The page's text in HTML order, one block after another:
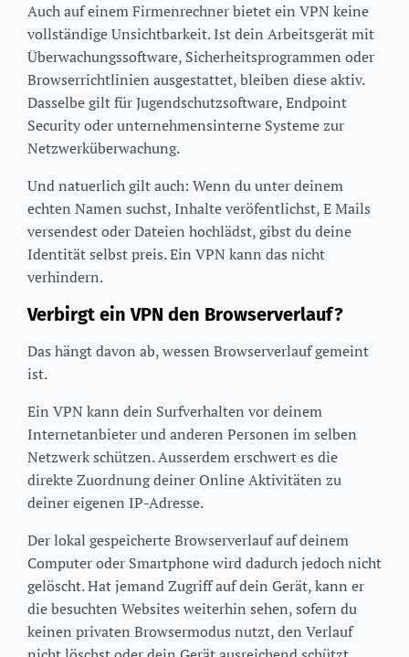
Auch auf einem Firmenrechner bietet ein VPN keine
vollständige Unsichtbarkeit. Ist dein Arbeitsgerät mit
Überwachungssoftware, Sicherheitsprogrammen oder
Browserrichtlinien ausgestattet, bleiben diese aktiv.
Dasselbe gilt für Jugendschutzsoftware, Endpoint
Security oder unternehmensinterne Systeme zur
Netzwerküberwachung.
Und natuerlich gilt auch: Wenn du unter deinem
echten Namen suchst, Inhalte veröfentlichst, E Mails
versendest oder Dateien hochlädst, gibst du deine
Identität selbst preis. Ein VPN kann das nicht
verhindern.
Verbirgt ein VPN den Browserverlauf?
Das hängt davon ab, wessen Browserverlauf gemeint
ist.
Ein VPN kann dein Surfverhalten vor deinem
Internetanbieter und anderen Personen im selben
Netzwerk schützen. Ausserdem erschwert es die
direkte Zuordnung deiner Online Aktivitäten zu
deiner eigenen IP-Adresse.
Der lokal gespeicherte Browserverlauf auf deinem
Computer oder Smartphone wird dadurch jedoch nicht
gelöscht. Hat jemand Zugriff auf dein Gerät, kann er
die besuchten Websites weiterhin sehen, sofern du
keinen privaten Browsermodus nutzt, den Verlauf